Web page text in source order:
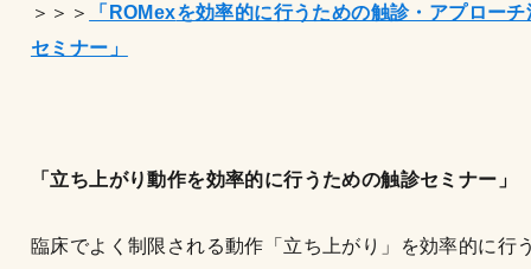
＞＞＞ 「ROMexを効率的に行うための触診・アプローチ
セミナー」
「立ち上がり動作を効率的に行うための触診セミナー」
臨床でよく制限される動作「立ち上がり」を効率的に行